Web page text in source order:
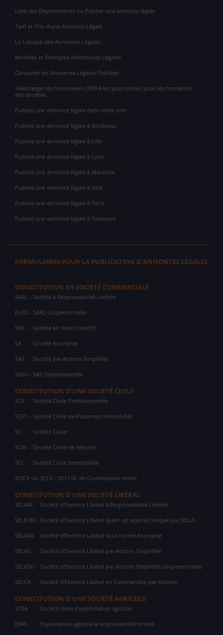
Liste des Départements ou Publier une annonce légale
Tarif et Prix d'une Annonce Légale
Le Lexique des Annonces Légales
Modèles et Exemples d'Annonces Légales
Consulter les Annonces Légales Publiées
Télécharger les formulaires CERFA les plus utilisés pour les formalités
des sociétés
Publiez une annonce légale dans votre ville
Publiez une annonce légale à Bordeaux
Publiez une annonce légale à Lille
Publiez une annonce légale à Lyon
Publiez une annonce légale à Marseille
Publiez une annonce légale à Nice
Publiez une annonce légale à Paris
Publiez une annonce légale à Toulouse
FORMULAIRES POUR LA PUBLICATION D'ANNONCES LÉGALES
:
CONSTITUTION DE SOCIÉTÉ COMMERCIALE
SARL - Société à Responsabilité Limitée
EURL - SARL Unipersonnelle
SNC - Société en Nom Collectif
SA - Société Anonyme
SAS - Société par Actions Simplifiée
SASU - SAS Unipersonnelle
CONSTITUTION D'UNE SOCIÉTÉ CIVILE
SCP - Société Civile Professionnelle
SCPI - Société Civile de Placement Immobilier
SC - Société Civile
SCM - Société Civile de Moyens
SCI - Société Civile Immobilière
SCICV ou SCCV - SCI / SC de Construction Vente
CONSTITUTION D'UNE SOCIÉTÉ LIBÉRAL
SELARL Société d'Exercice Libéral à Responsabilité Limitée
SELEURL Société d'Exercice Libéral ayant un associé Unique (ou SELU)
SELAFA Société d'Exercice Libéral sous Forme Anonyme
SELAS Société d'Exercice Libéral par Actions Simplifiée
SELASU Société d'Exercice Libéral par Actions Simplifiée Unipersonnelle
SELCA Société d'Exercice Libéral en Commandite par Actions
CONSTITUTION D'UNE SOCIÉTÉ AGRICOLE
SCEA Société civile d'exploitation agricole
EARL Exploitation agricole à responsabilité limitée